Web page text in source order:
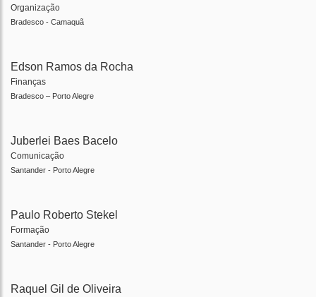
Organização
Bradesco - Camaquã
Edson Ramos da Rocha
Finanças
Bradesco – Porto Alegre
Juberlei Baes Bacelo
Comunicação
Santander - Porto Alegre
Paulo Roberto Stekel
Formação
Santander - Porto Alegre
Raquel Gil de Oliveira